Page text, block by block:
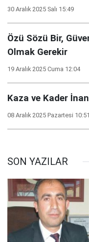
30 Aralık 2025 Salı 15:49
Özü Sözü Bir,
Olmak Gerekir
19 Aralık 2025 Cuma 12:04
Kaza ve Kader
08 Aralık 2025 Pazartesi 10:51
SON YAZILAR